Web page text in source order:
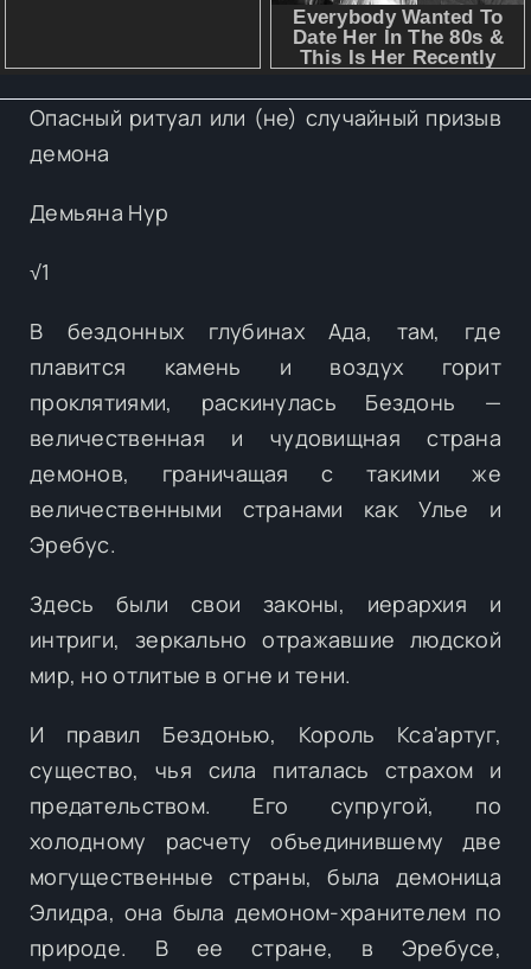
Опасный ритуал или (не) случайный призыв
демона
Демьяна Нур
√1
В бездонных глубинах Ада, там, где
плавится камень и воздух горит
проклятиями, раскинулась Бездонь —
величественная и чудовищная страна
демонов, граничащая с такими же
величественными странами как Улье и
Эребус.
Здесь были свои законы, иерархия и
интриги, зеркально отражавшие людской
мир, но отлитые в огне и тени.
И правил Бездонью, Король Кса'артуг,
существо, чья сила питалась страхом и
предательством. Его супругой, по
холодному расчету объединившему две
могущественные страны, была демоница
Элидра, она была демоном-хранителем по
природе. В ее стране, в Эребусе,